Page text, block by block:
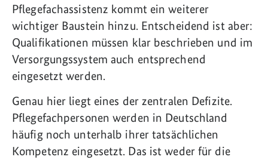
Pflegefachassistenz kommt ein weiterer
wichtiger Baustein hinzu. Entscheidend ist aber:
Qualifikationen müssen klar beschrieben und im
Versorgungssystem auch entsprechend
eingesetzt werden.
Genau hier liegt eines der zentralen Defizite.
Pflegefachpersonen werden in Deutschland
häufig noch unterhalb ihrer tatsächlichen
Kompetenz eingesetzt. Das ist weder für die